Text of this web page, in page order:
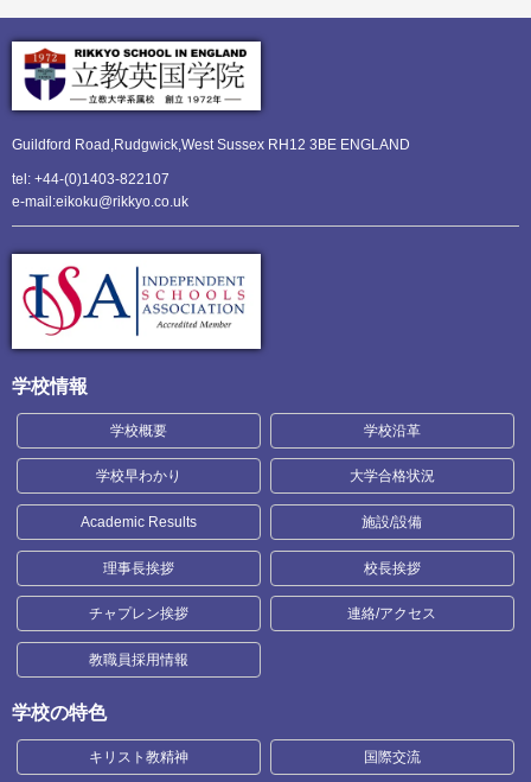
Guildford Road,Rudgwick,West Sussex RH12 3BE ENGLAND
tel: +44-(0)1403-822107
e-mail:eikoku@rikkyo.co.uk
学校情報
学校概要 学校沿革
学校早わかり 大学合格状況
Academic Results 施設/設備
理事長挨拶 校長挨拶
チャプレン挨拶 連絡/アクセス
教職員採用情報
学校の特色
キリスト教精神 国際交流